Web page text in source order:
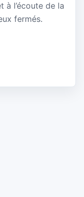
à l’écoute de la
fermés.